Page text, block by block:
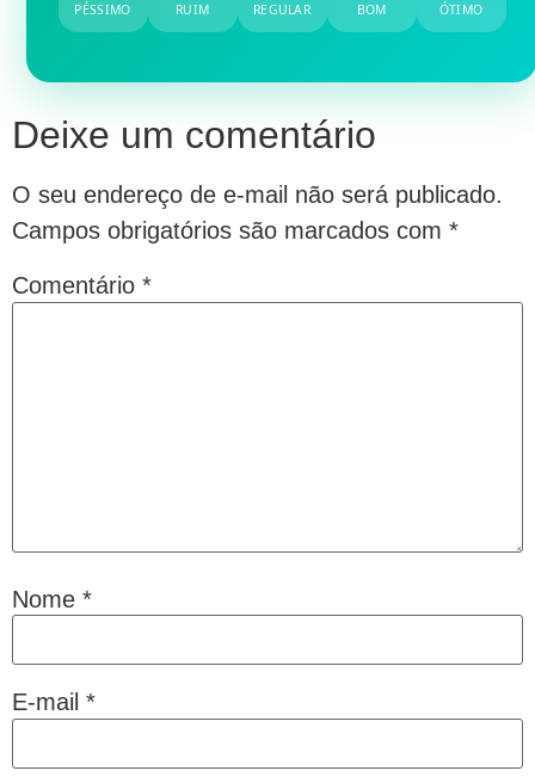
PÉSSIMO RUIM REGULAR BOM ÓTIMO
Deixe um comentário
O seu endereço de e-mail não será publicado.
Campos obrigatórios são marcados com *
Comentário *
Nome *
E-mail *